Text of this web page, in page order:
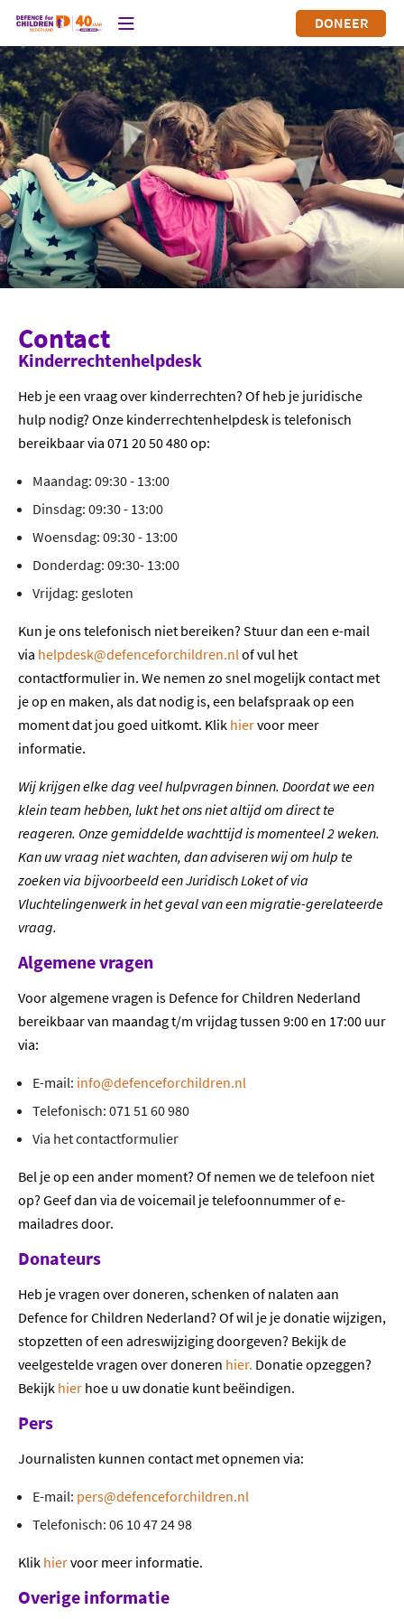
DONEER
Contact
Kinderrechtenhelpdesk
Heb je een vraag over kinderrechten? Of heb je juridische
hulp nodig? Onze kinderrechtenhelpdesk is telefonisch
bereikbaar via 071 20 50 480 op:
Maandag: 09:30 - 13:00
Dinsdag: 09:30 - 13:00
Woensdag: 09:30 - 13:00
Donderdag: 09:30- 13:00
Vrijdag: gesloten
Kun je ons telefonisch niet bereiken? Stuur dan een e-mail
via helpdesk@defenceforchildren.nlof vul het
contactformulier in. We nemen zo snel mogelijk contact met
je op en maken, als dat nodig is, een belafspraak op een
moment dat jou goed uitkomt. Klik hiervoor meer
informatie.
Wij krijgen elke dag veel hulpvragen binnen. Doordat we een
klein team hebben, lukt het ons niet altijd om direct te
reageren. Onze gemiddelde wachttijd is momenteel 2 weken.
Kan uw vraag niet wachten, dan adviseren wij om hulp te
zoeken via bijvoorbeeld een Juridisch Loket of via
Vluchtelingenwerk in het geval van een migratie-gerelateerde
vraag.
Algemene vragen
Voor algemene vragen is Defence for Children Nederland
bereikbaar van maandag t/m vrijdag tussen 9:00 en 17:00 uur
via:
E-mail: info@defenceforchildren.nl
Telefonisch: 071 51 60 980
Via het contactformulier
Bel je op een ander moment? Of nemen we de telefoon niet
op? Geef dan via de voicemail je telefoonnummer of e-
mailadres door.
Donateurs
Heb je vragen over doneren, schenken of nalaten aan
Defence for Children Nederland? Of wil je je donatie wijzigen,
stopzetten of een adreswijziging doorgeven? Bekijk de
veelgestelde vragen over doneren hier. Donatie opzeggen?
Bekijk hier hoe u uw donatie kunt beëindigen.
Pers
Journalisten kunnen contact met opnemen via:
E-mail: pers@defenceforchildren.nl
Telefonisch: 06 10 47 24 98
Klik hiervoor meer informatie.
Overige informatie